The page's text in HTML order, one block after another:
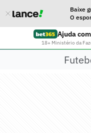
Baixe
O
Ajuda
18+ Ministério da